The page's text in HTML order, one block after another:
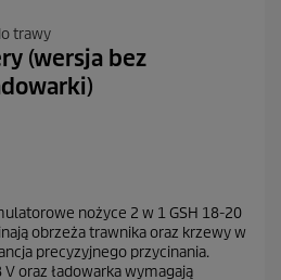
trawy
(wersja bez
nożyce 2 w 1 GSH 18-20
obrzeża trawnika oraz krzewy w
precyzyjnego przycinania.
oraz ładowarka wymagają